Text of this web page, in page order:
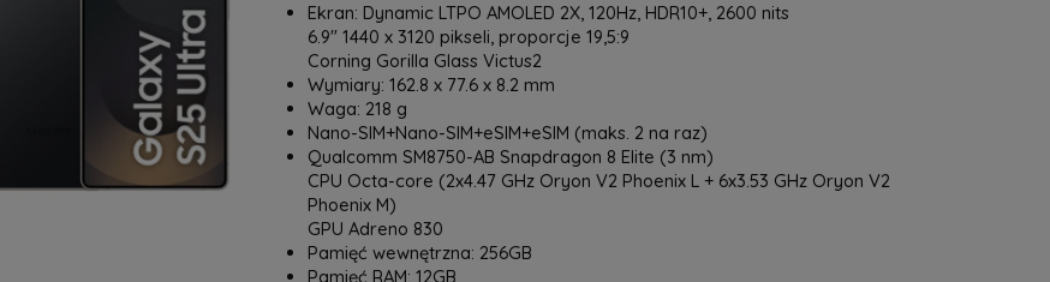
Ekran: Dynamic LTPO AMOLED 2X, 120Hz, HDR10+, 2600 nits
6.9" 1440 x 3120 pikseli, proporcje 19,5:9
Corning Gorilla Glass Victus2
Wymiary: 162.8 x 77.6 x 8.2 mm
Waga: 218 g
Nano-SIM+Nano-SIM+eSIM+eSIM (maks. 2 na raz)
Qualcomm SM8750-AB Snapdragon 8 Elite (3 nm)
CPU Octa-core (2x4.47 GHz Oryon V2 Phoenix L + 6x3.53 GHz Oryon V2
Phoenix M)
GPU Adreno 830
Pamięć wewnętrzna: 256GB
Pamięć RAM: 12GB